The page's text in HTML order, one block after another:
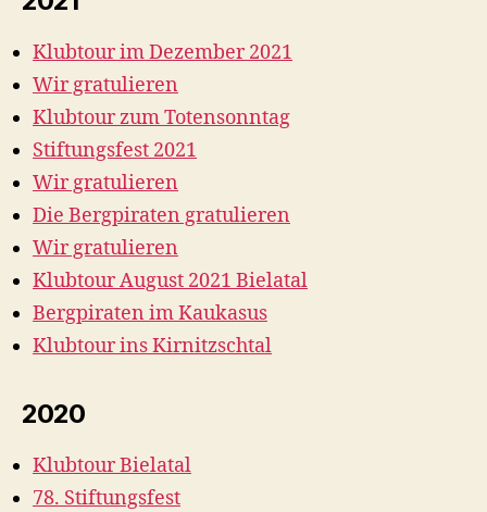
Klubtour im Dezember 2021
Wir gratulieren
Klubtour zum Totensonntag
Stiftungsfest 2021
Wir gratulieren
Die Bergpiraten gratulieren
Wir gratulieren
Klubtour August 2021 Bielatal
Bergpiraten im Kaukasus
Klubtour ins Kirnitzschtal
2020
Klubtour Bielatal
78. Stiftungsfest